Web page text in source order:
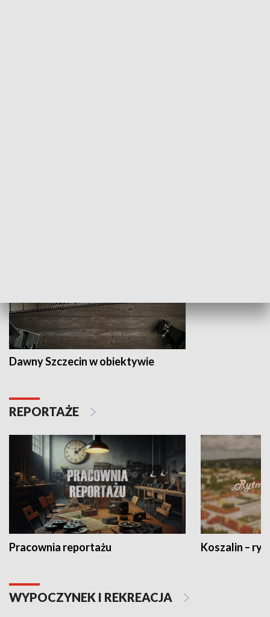
Dawny Szczecin w obiektywie
REPORTAŻE
Pracownia reportażu Koszalin –
WYPOCZYNEK I REKREACJA